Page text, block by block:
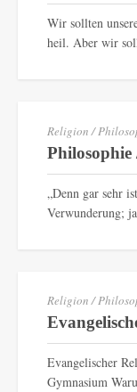
Wir sollten
heil. Aber wir
Religion /
Philosophie
„Denn gar sehr
Verwunderung;
Religion /
Evangelischer
Gymnasium